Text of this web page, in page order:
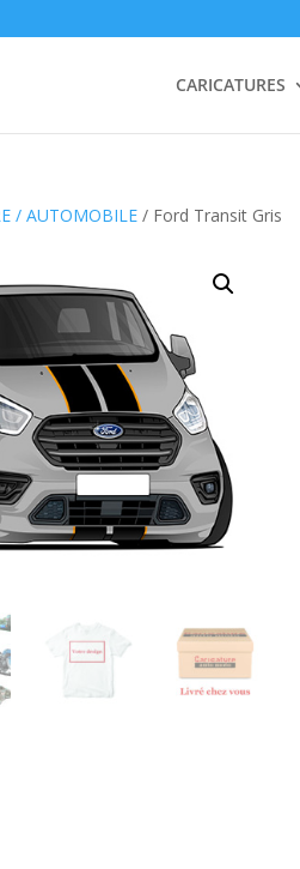
CARICATURES
/ AUTOMOBILE/ Ford Transit Gris